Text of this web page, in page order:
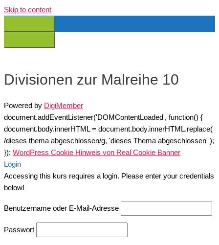
Skip to content
Divisionen zur Malreihe 10
Powered by DigiMember
document.addEventListener('DOMContentLoaded', function() {
document.body.innerHTML = document.body.innerHTML.replace(
/dieses thema abgeschlossen/g, 'dieses Thema abgeschlossen' );
}); WordPress Cookie Hinweis von Real Cookie Banner
Login
Accessing this kurs requires a login. Please enter your credentials
below!
Benutzername oder E-Mail-Adresse
Passwort